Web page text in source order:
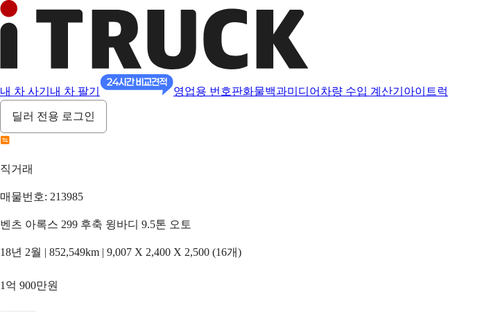
내 차 사기 내 차 팔기 영업용 번호판화물백과미디어 차량 수입 계산기 아이트럭
딜러 전용 로그인
직거래
매물번호: 213985
벤츠 아록스 299 후축 윙바디 9.5톤 오토
18년 2월 | 852,549km | 9,007 X 2,400 X 2,500 (16개)
1억 900만원